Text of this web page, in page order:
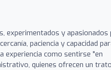
experimentados y apasionados
paciencia y capacidad
experiencia como sentirse "en
quienes ofrecen un